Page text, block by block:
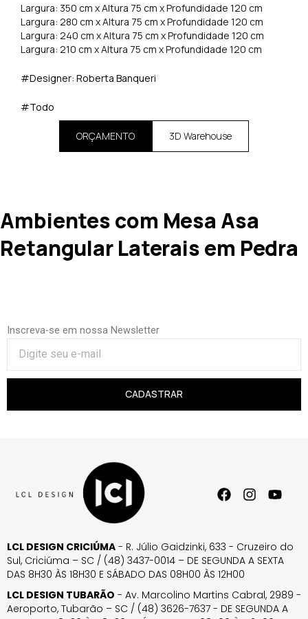
Largura: 350 cm x Altura 75 cm x Profundidade 120 cm
Largura: 280 cm x Altura 75 cm x Profundidade 120 cm
Largura: 240 cm x Altura 75 cm x Profundidade 120 cm
Largura: 210 cm x Altura 75 cm x Profundidade 120 cm
#Designer: Roberta Banqueri
#Todo
ORÇAMENTO 3D Warehouse
Ambientes com Mesa Asa
Retangular Laterais em Pedra
Inscreva-se em nossa Newsletter
CADASTRAR
LCL DESIGN CRICIÚMA - R. Júlio Gaidzinki, 633 - Cruzeiro do
Sul, Criciúma – SC / (48) 3437-0014 – DE SEGUNDA A SEXTA
DAS 8H30 ÀS 18H30 E SÁBADO DAS 08H00 ÀS 12H00
LCL DESIGN TUBARÃO - Av. Marcolino Martins Cabral, 2989 -
Aeroporto, Tubarão – SC / (48) 3626-7637 - DE SEGUNDA A